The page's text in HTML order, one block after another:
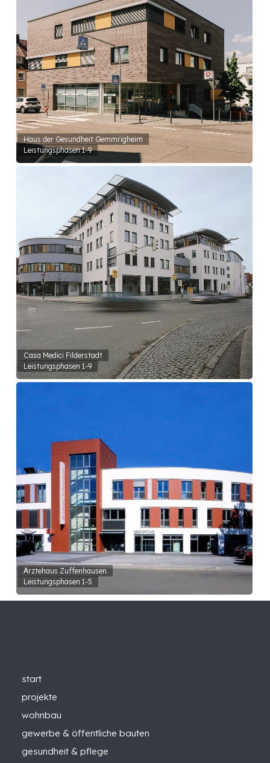
Haus der Gesundheit Gemmrigheim
Leistungsphasen 1-9
Casa Medici Filderstadt
Leistungsphasen 1-9
Ärztehaus Zuffenhausen
Leistungsphasen 1-5
start
projekte
wohnbau
gewerbe & öffentliche bauten
gesundheit & pflege